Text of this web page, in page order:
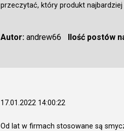
przeczytać, który produkt najbardziej
Autor: andrew66 Ilość postów
17.01.2022 14:00:22
Od lat w firmach stosowane są